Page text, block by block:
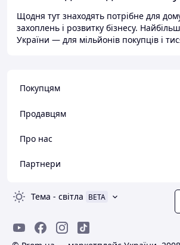
Щодня тут знаходять потрібне для
захоплень і розвитку бізнесу.
України — для мільйонів покупців і
Покупцям
Продавцям
Про нас
Партнери
Тема - світла BETA